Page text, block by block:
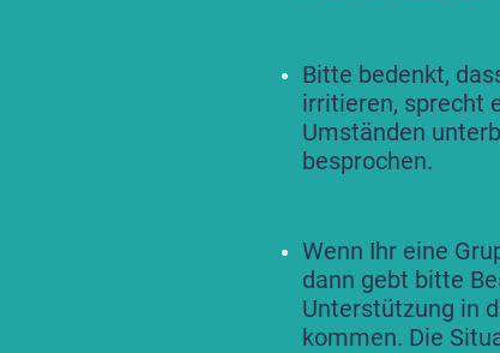
Bitte bedenkt,
irritieren, sprecht
Umständen
besprochen.
Wenn Ihr eine
dann gebt bitte
Unterstützung in
kommen. Die